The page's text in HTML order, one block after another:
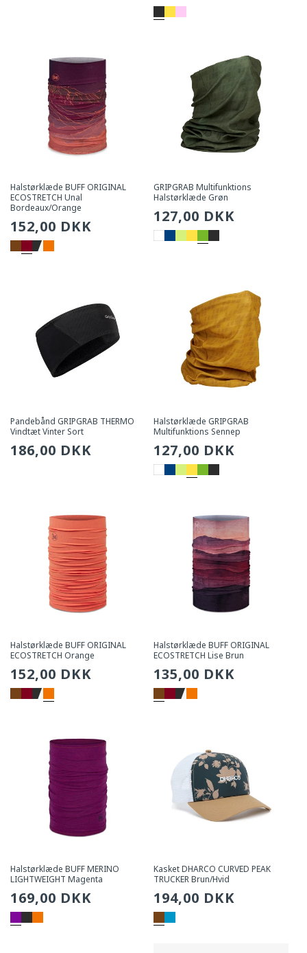
pris
Halstørklæde BUFF ORIGINAL
ECOSTRETCH Unal
Bordeaux/Orange
Sædvanlig
pris
152,00 DKK
GRIPGRAB Multifunktions
Halstørklæde Grøn
Sædvanlig
pris
127,00 DKK
Pandebånd GRIPGRAB THERMO
Vindtæt Vinter Sort
Sædvanlig
186,00 DKK
Halstørklæde GRIPGRAB
Multifunktions Sennep
Sædvanlig
pris
127,00 DKK
Halstørklæde BUFF ORIGINAL
ECOSTRETCH Orange
Sædvanlig
pris
152,00 DKK
Halstørklæde BUFF ORIGINAL
ECOSTRETCH Lise Brun
Sædvanlig
pris
135,00 DKK
Halstørklæde BUFF MERINO
LIGHTWEIGHT Magenta
Sædvanlig
pris
169,00 DKK
Kasket DHARCO CURVED PEAK
TRUCKER Brun/Hvid
Sædvanlig
pris
194,00 DKK